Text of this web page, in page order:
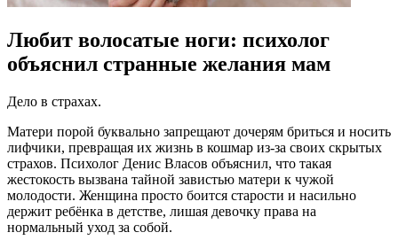
Любит волосатые ноги: психолог
объяснил странные желания мам
Дело в страхах.
Матери порой буквально запрещают дочерям бриться и носить
лифчики, превращая их жизнь в кошмар из-за своих скрытых
страхов. Психолог Денис Власов объяснил, что такая
жестокость вызвана тайной завистью матери к чужой
молодости. Женщина просто боится старости и насильно
держит ребёнка в детстве, лишая девочку права на
нормальный уход за собой.